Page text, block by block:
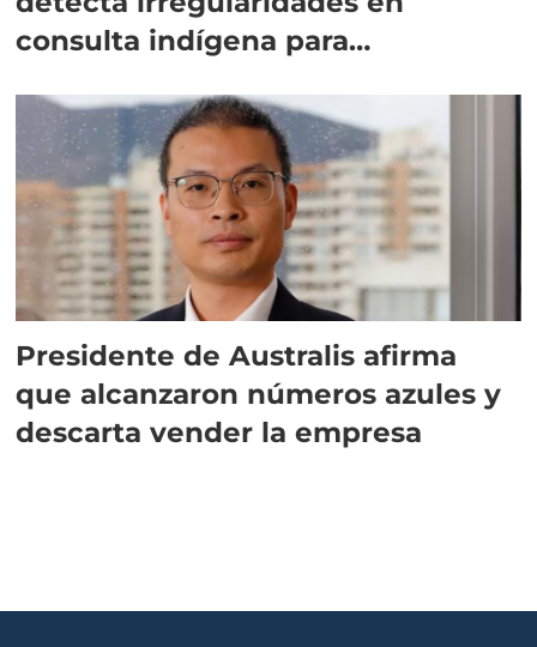
consulta indígena para
Presidente de Australis afirma
que alcanzaron números azules y
descarta vender la empresa